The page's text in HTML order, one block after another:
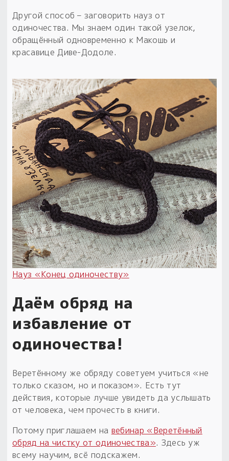
Другой способ – заговорить науз от
одиночества. Мы знаем один такой узелок,
обращённый одновременно к Макошь и
красавице Диве-Додоле.
Науз «Конец одиночеству»
Даём обряд на
избавление от
одиночества!
Веретённому же обряду советуем учиться «не
только сказом, но и показом». Есть тут
действия, которые лучше увидеть да услышать
от человека, чем прочесть в книги.
Потому приглашаем на вебинар «Веретённый
обряд на чистку от одиночества». Здесь уж
всему научим, всё подскажем.